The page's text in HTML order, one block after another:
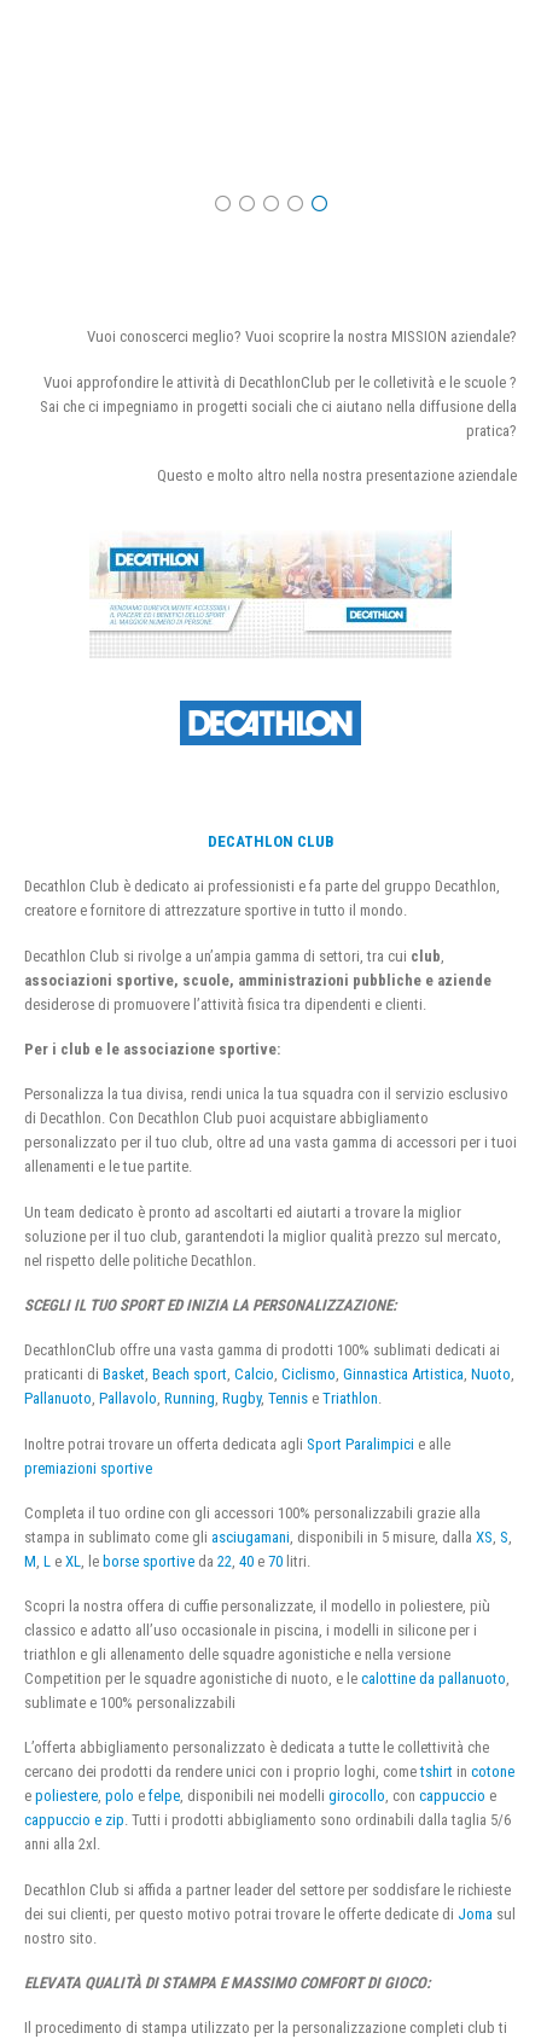
Vuoi conoscerci meglio? Vuoi scoprire la nostra MISSION aziendale?
Vuoi approfondire le attività di DecathlonClub per le colletività e le scuole ?
Sai che ci impegniamo in progetti sociali che ci aiutano nella diffusione della
pratica?
Questo e molto altro nella nostra presentazione aziendale
DECATHLON CLUB
Decathlon Club è dedicato ai professionisti e fa parte del gruppo Decathlon,
creatore e fornitore di attrezzature sportive in tutto il mondo.
Decathlon Club si rivolge a un’ampia gamma di settori, tra cui club
associazioni sportive, scuole, amministrazioni pubbliche e aziende
desiderose di promuovere l’attività fisica tra dipendenti e clienti.
Per i club e le associazione sportive:
Personalizza la tua divisa, rendi unica la tua squadra con il servizio esclusivo
di Decathlon. Con Decathlon Club puoi acquistare abbigliamento
personalizzato per il tuo club, oltre ad una vasta gamma di accessori per i tuoi
allenamenti e le tue partite.
Un team dedicato è pronto ad ascoltarti ed aiutarti a trovare la miglior
soluzione per il tuo club, garantendoti la miglior qualità prezzo sul mercato,
nel rispetto delle politiche Decathlon.
SCEGLI IL TUO SPORT ED INIZIA LA PERSONALIZZAZIONE:
DecathlonClub offre una vasta gamma di prodotti 100% sublimati dedicati ai
praticanti di Basket, Beach sport, Calcio, Ciclismo, Ginnastica Artistica, Nuoto,
Pallanuoto, Pallavolo, Running, Rugby, Tennis e Triathlon.
Inoltre potrai trovare un offerta dedicata agli Sport Paralimpici e alle
premiazioni sportive
Completa il tuo ordine con gli accessori 100% personalizzabili grazie alla
stampa in sublimato come gli asciugamani , disponibili in 5 misure, dalla XS S
M L e XL , le borse sportive da 22 40 e 70 litri.
Scopri la nostra offera di cuffie personalizzate, il modello in poliestere, più
classico e adatto all’uso occasionale in piscina, i modelli in silicone per i
triathlon e gli allenamento delle squadre agonistiche e nella versione
Competition per le squadre agonistiche di nuoto, e le calottine da pallanuoto,
sublimate e 100% personalizzabili
L’offerta abbigliamento personalizzato è dedicata a tutte le collettività che
cercano dei prodotti da rendere unici con i proprio loghi, cometshirt in cotone
e poliestere, polo e felpe, disponibili nei modelli girocollo, con cappuccio e
cappuccio e zip. Tutti i prodotti abbigliamento sono ordinabili dalla taglia 5/6
anni alla 2xl.
Decathlon Club si affida a partner leader del settore per soddisfare le richieste
dei sui clienti, per questo motivo potrai trovare le offerte dedicate di Joma sul
nostro sito.
ELEVATA QUALITÀ DI STAMPA E MASSIMO COMFORT DI GIOCO:
Il procedimento di stampa utilizzato per la personalizzazione completi club ti